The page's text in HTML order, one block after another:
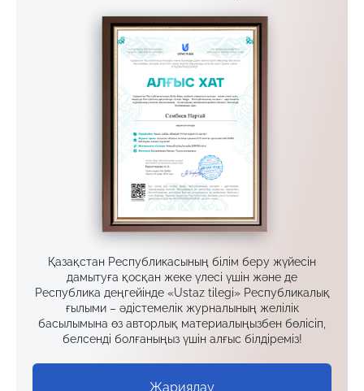
Қазақстан Республикасының білім беру жүйесін
дамытуға қосқан жеке үлесі үшін және де
Республика деңгейінде «Ustaz tilegi» Республикалық
ғылыми – әдістемелік журналының желілік
басылымына өз авторлық материалыңызбен бөлісіп,
белсенді болғаныңыз үшін алғыс білдіреміз!
Жариялау